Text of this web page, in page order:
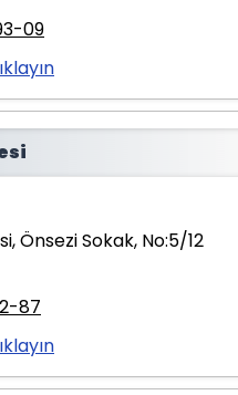
09
Önsezi Sokak, No:5/12
87